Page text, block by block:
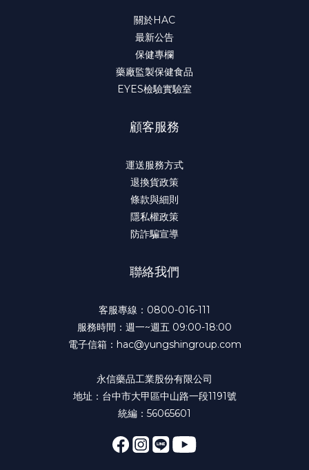
關於HAC
最新公告
保健專欄
藥廠監製保健食品
EYES檢驗實驗室
顧客服務
運送服務方式
退換貨政策
條款與細則
隱私權政策
防詐騙宣導
聯絡我們
客服專線：0800-016-111
服務時間：週一~週五 09:00-18:00
電子信箱：hac@yungshingroup.com
永信藥品工業股份有限公司
地址：台中市大甲區中山路一段1191號
統編：56065601